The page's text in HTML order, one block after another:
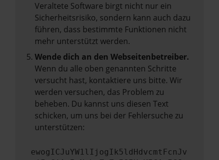
Veraltete Software birgt nicht nur ein
Sicherheitsrisiko, sondern kann auch dazu
führen, dass bestimmte Funktionen nicht
mehr unterstützt werden.
Wende dich an den Webseitenbetreiber.
Wenn du alle oben genannten Schritte
versucht hast, kontaktiere uns bitte. Wir
werden versuchen, das Problem zu
beheben. Du kannst uns diesen Text
schicken, um uns bei der Fehlersuche zu
unterstützen:
ewogICJuYW1lIjogIk5ldHdvcmtFcnJv